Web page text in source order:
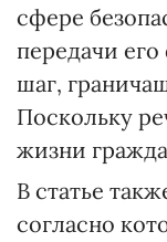
сфере
передачи
шаг,
Поскольку
жизни
В статье
согласно